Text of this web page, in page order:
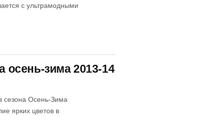
с ультрамодными
осень-зима 2013-14
сезона Осень-Зима
ярких цветов в